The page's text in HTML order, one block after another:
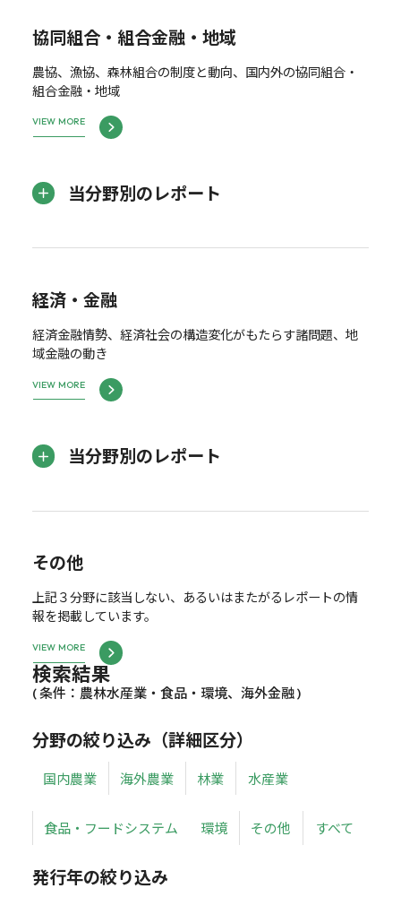
協同組合・組合金融・地域
農協、漁協、森林組合の制度と動向、国内外の協同組合・
組合金融・地域
VIEW MORE
当分野別のレポート
経済・金融
経済金融情勢、経済社会の構造変化がもたらす諸問題、地
域金融の動き
VIEW MORE
当分野別のレポート
その他
上記３分野に該当しない、あるいはまたがるレポートの情
報を掲載しています。
VIEW MORE
検索結果
( 条件：農林水産業・食品・環境、海外金融 )
分野の絞り込み（詳細区分）
国内農業 海外農業 林業 水産業
食品・フードシステム 環境 その他 すべて
発行年の絞り込み